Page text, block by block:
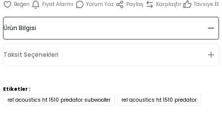
Fiyat Alarmı Yorum Yaz Paylaş Karşılaştır Tavsiye Et
Ürün Bilgisi
Taksit Seçenekleri
Etiketler :
rel acoustics ht 1510 predator subwoofer
rel acoustics ht 1510 predator